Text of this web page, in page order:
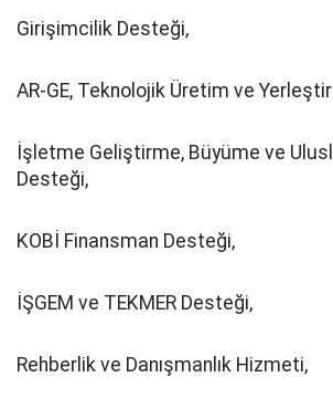
Girişimcilik Desteği,
AR-GE, Teknolojik Üretim ve
İşletme Geliştirme, Büyüme ve
Desteği,
KOBİ Finansman Desteği,
İŞGEM ve TEKMER Desteği,
Rehberlik ve Danışmanlık Hizmeti,